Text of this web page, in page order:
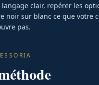
clair, repérer les
noir sur blanc ce que votre
pas.